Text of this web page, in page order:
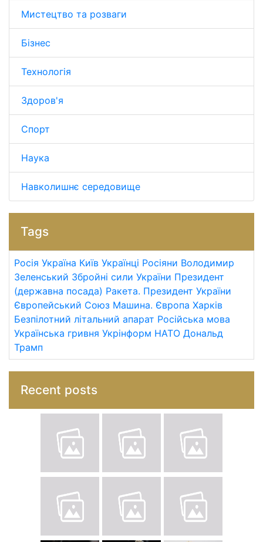
Мистецтво та розваги
Бізнес
Технологія
Здоров'я
Спорт
Наука
Навколишнє середовище
Tags
Росія Україна Київ Українці Росіяни Володимир
Зеленський Збройні сили України Президент
(державна посада) Ракета. Президент України
Європейський Союз Машина. Європа Харків
Безпілотний літальний апарат Російська мова
Українська гривня Укрінформ НАТО Дональд
Трамп
Recent posts